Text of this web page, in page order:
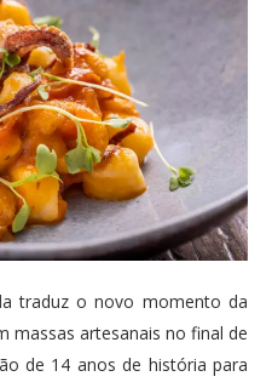
traduz o novo momento da
massas artesanais no final de
de 14 anos de história para